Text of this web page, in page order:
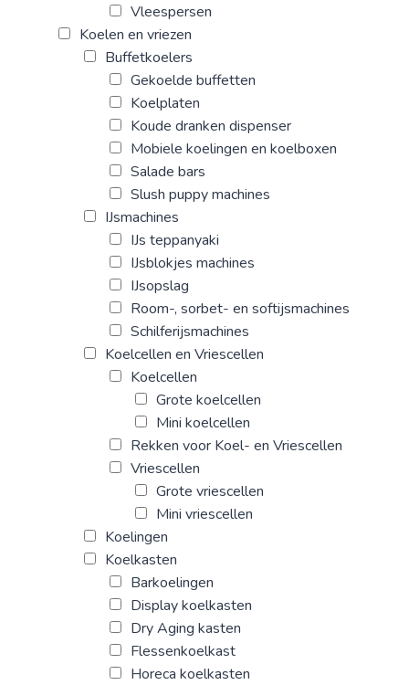
Vleespersen
Koelen en vriezen
Buffetkoelers
Gekoelde buffetten
Koelplaten
Koude dranken dispenser
Mobiele koelingen en koelboxen
Salade bars
Slush puppy machines
IJsmachines
IJs teppanyaki
IJsblokjes machines
IJsopslag
Room-, sorbet- en softijsmachines
Schilferijsmachines
Koelcellen en Vriescellen
Koelcellen
Grote koelcellen
Mini koelcellen
Rekken voor Koel- en Vriescellen
Vriescellen
Grote vriescellen
Mini vriescellen
Koelingen
Koelkasten
Barkoelingen
Display koelkasten
Dry Aging kasten
Flessenkoelkast
Horeca koelkasten